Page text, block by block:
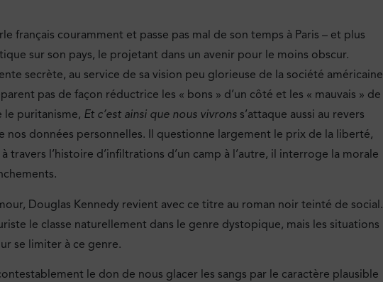
français couramment et passe pas mal de son temps à Paris – et plus
sur son pays, le projetant dans un avenir pour le moins obscur.
secrète, au service de sa vision peu glorieuse de la société américaine
pas de façon réductrice les « bons » d’un côté et les « mauvais » de
le puritanisme, Et c’est ainsi que nous vivrons s’attaque aussi au revers
données personnelles. Il questionne largement le prix de la liberté,
l’histoire d’infiltrations d’un camp à l’autre, il interroge la morale
Douglas Kennedy revient avec ce titre au roman noir teinté de social.
le classe naturellement dans le genre dystopique, mais les situations
se limiter à ce genre.
le don de nous glacer les sangs par le caractère plausible